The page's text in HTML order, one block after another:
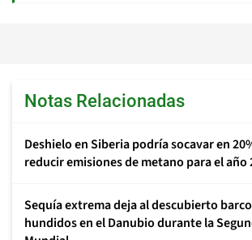
Notas Relacionadas
Deshielo en Siberia podría socavar en
reducir emisiones de metano para el año
Sequía extrema deja al descubierto
hundidos en el Danubio durante la